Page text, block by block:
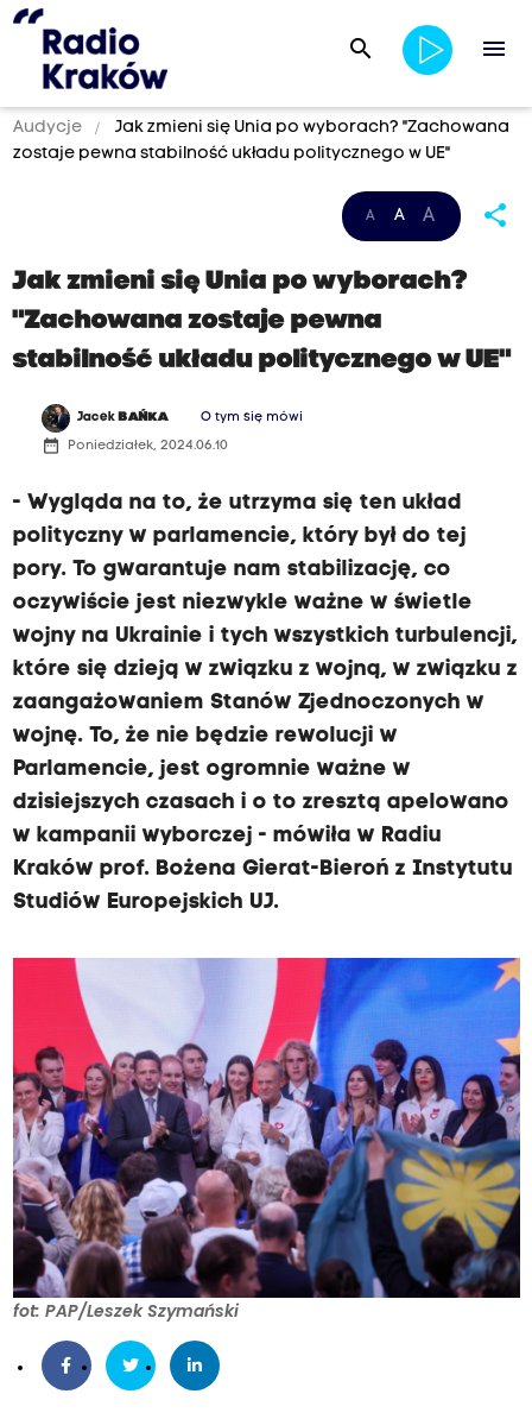
search menu
Audycje
Jak zmieni się Unia po wyborach? "Zachowana
zostaje pewna stabilność układu politycznego w UE"
A A A share
Jak zmieni się Unia po wyborach?
"Zachowana zostaje pewna
stabilność układu politycznego w UE"
Jacek BAŃKA O tym się mówi
date_range Poniedziałek, 2024.06.10
- Wygląda na to, że utrzyma się ten układ
polityczny w parlamencie, który był do tej
pory. To gwarantuje nam stabilizację, co
oczywiście jest niezwykle ważne w świetle
wojny na Ukrainie i tych wszystkich turbulencji,
które się dzieją w związku z wojną, w związku z
zaangażowaniem Stanów Zjednoczonych w
wojnę. To, że nie będzie rewolucji w
Parlamencie, jest ogromnie ważne w
dzisiejszych czasach i o to zresztą apelowano
w kampanii wyborczej - mówiła w Radiu
Kraków prof. Bożena Gierat-Bieroń z Instytutu
Studiów Europejskich UJ.
fot: PAP/Leszek Szymański